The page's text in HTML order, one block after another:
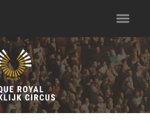
Toggle
navigation